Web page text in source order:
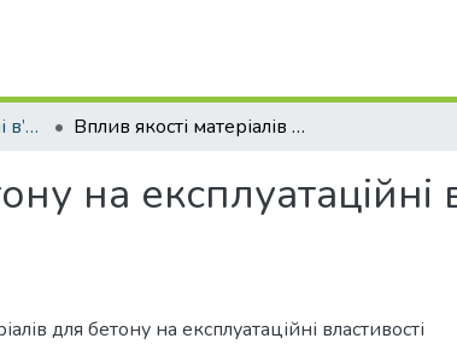
Органічні і мінеральні в’яжучі та дорожні бетони на їх основі Вплив якості матеріалів для бетону на експлуатаційні властивості залізобетонних шпал
на експлуатаційні
для бетону на експлуатаційні властивості